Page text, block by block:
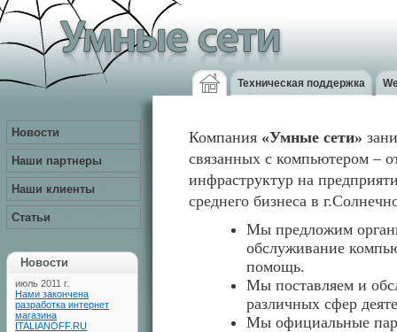
Новости
Наши партнеры
Наши клиенты
Статьи
Новости
июль 2011 г.
Нами закончена
разработка интернет
магазина
ITALIANOFF.RU
Техническая поддержка
Компания «Умные сети»
связанных с компьютером –
инфраструктур на
среднего бизнеса в
Мы предложим
обслуживание
помощь.
Мы поставляем и
различных сфер
Мы официальные